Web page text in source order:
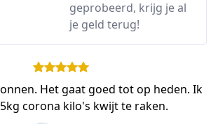
geprobeerd, krijg je al
je geld terug!
Het gaat goed tot op heden. Ik
corona kilo's kwijt te raken.